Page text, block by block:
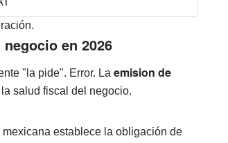
en 2026
"la pide". Error. La emision de
salud fiscal del negocio.
establece la obligación de